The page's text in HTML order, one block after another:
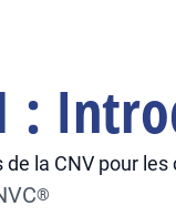
:
la CNV pour
®